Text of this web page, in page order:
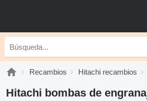
Recambios Hitachi recambios
Hitachi bombas de